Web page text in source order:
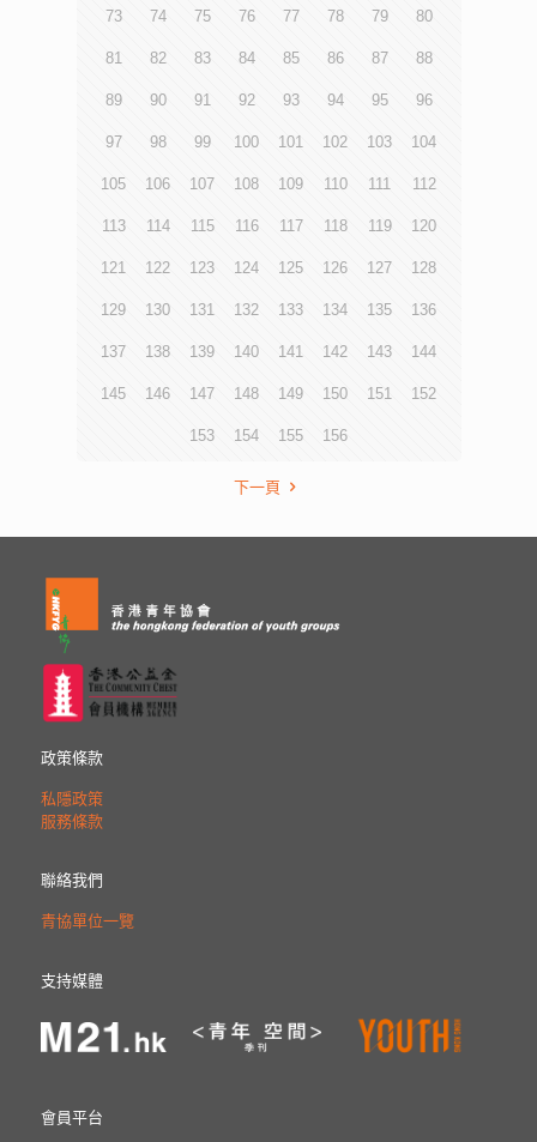
73 74 75 76 77 78 79 80
81 82 83 84 85 86 87 88
89 90 91 92 93 94 95 96
97 98 99 100 101 102 103 104
105 106 107 108 109 110 111 112
113 114 115 116 117 118 119 120
121 122 123 124 125 126 127 128
129 130 131 132 133 134 135 136
137 138 139 140 141 142 143 144
145 146 147 148 149 150 151 152
153 154 155 156
下一頁
政策條款
私隱政策
服務條款
聯絡我們
青協單位一覽
支持媒體
會員平台